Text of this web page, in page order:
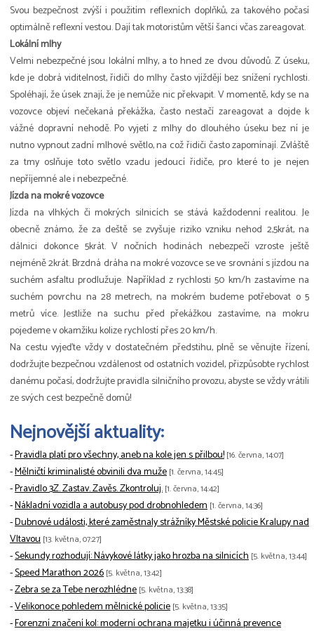
Svou bezpečnost zvýší i použitím reflexních doplňků, za takového počasí
optimálně reflexní vestou. Dají tak motoristům větší šanci včas zareagovat.
Lokální mlhy
Velmi nebezpečné jsou lokální mlhy, a to hned ze dvou důvodů. Z úseku,
kde je dobrá viditelnost, řidiči do mlhy často vjíždějí bez snížení rychlosti.
Spoléhají, že úsek znají, že je nemůže nic překvapit. V momentě, kdy se na
vozovce objeví nečekaná překážka, často nestačí zareagovat a dojde k
vážné dopravní nehodě. Po vyjetí z mlhy do dlouhého úseku bez ní je
nutno vypnout zadní mlhové světlo, na což řidiči často zapomínají. Zvláště
za tmy oslňuje toto světlo vzadu jedoucí řidiče, pro které to je nejen
nepříjemné ale i nebezpečné.
Jízda na mokré vozovce
Jízda na vlhkých či mokrých silnicích se stává každodenní realitou. Je
obecně známo, že za deště se zvyšuje riziko vzniku nehod 2,5krát, na
dálnici dokonce 5krát. V nočních hodinách nebezpečí vzroste ještě
nejméně 2krát. Brzdná dráha na mokré vozovce se ve srovnání s jízdou na
suchém asfaltu prodlužuje. Například z rychlosti 50 km/h zastavíme na
suchém povrchu na 28 metrech, na mokrém budeme potřebovat o 5
metrů více. Jestliže na suchu před překážkou zastavíme, na mokru
pojedeme v okamžiku kolize rychlostí přes 20 km/h.
Na cestu vyjeďte vždy v dostatečném předstihu, plně se věnujte řízení,
dodržujte bezpečnou vzdálenost od ostatních vozidel, přizpůsobte rychlost
danému počasí, dodržujte pravidla silničního provozu, abyste se vždy vrátili
ze svých cest bezpečně domů!
Nejnovější aktuality:
-Pravidla platí pro všechny, aneb na kole jen s přilbou! [16. června, 14:07]
-Mělničtí kriminalisté obvinili dva muže [1. června, 14:45]
-Pravidlo 3Z. Zastav. Zavěs. Zkontroluj. [1. června, 14:42]
-Nákladní vozidla a autobusy pod drobnohledem [1. června, 14:36]
-Dubnové události, které zaměstnaly strážníky Městské policie Kralupy nad
Vltavou [13. května, 07:27]
-Sekundy rozhodují: Návykové látky jako hrozba na silnicích [5. května, 13:44]
-Speed Marathon 2026 [5. května, 13:42]
-Zebra se za Tebe nerozhlédne [5. května, 13:38]
-Velikonoce pohledem mělnické policie [5. května, 13:35]
-Forenzní značení kol: moderní ochrana majetku i účinná prevence